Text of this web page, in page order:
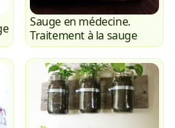
Sauge en médecine.
Traitement à la sauge